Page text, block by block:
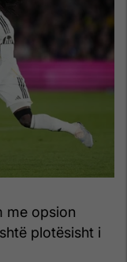
me opsion
plotësisht i